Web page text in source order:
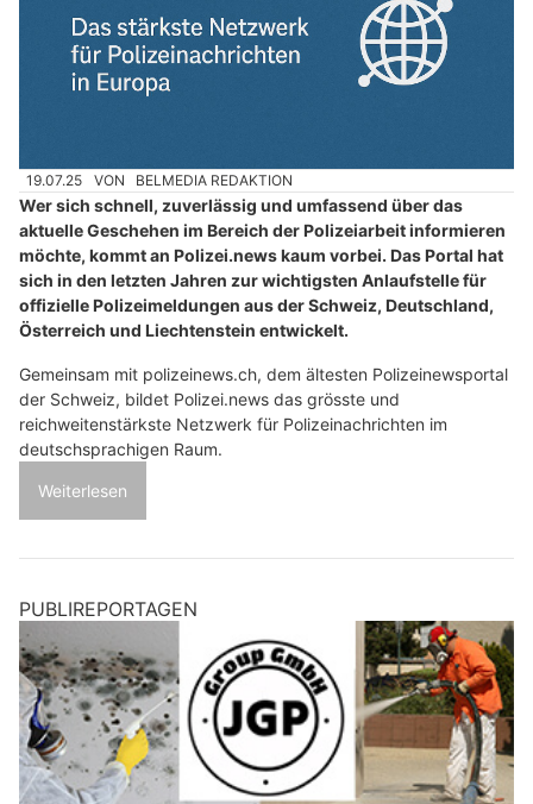
19.07.25 VON BELMEDIA REDAKTION
Wer sich schnell, zuverlässig und umfassend über das
aktuelle Geschehen im Bereich der Polizeiarbeit informieren
möchte, kommt an Polizei.news kaum vorbei. Das Portal hat
sich in den letzten Jahren zur wichtigsten Anlaufstelle für
offizielle Polizeimeldungen aus der Schweiz, Deutschland,
Österreich und Liechtenstein entwickelt.
Gemeinsam mit polizeinews.ch, dem ältesten Polizeinewsportal
der Schweiz, bildet Polizei.news das grösste und
reichweitenstärkste Netzwerk für Polizeinachrichten im
deutschsprachigen Raum.
Weiterlesen
PUBLIREPORTAGEN